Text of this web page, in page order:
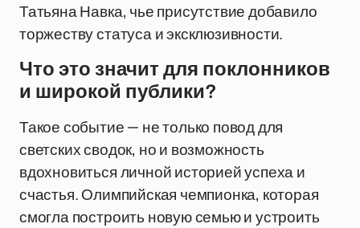
Татьяна Навка, чье присутствие добавило
торжеству статуса и эксклюзивности.
Что это значит для поклонников
и широкой публики?
Такое событие — не только повод для
светских сводок, но и возможность
вдохновиться личной историей успеха и
счастья. Олимпийская чемпионка, которая
смогла построить новую семью и устроить